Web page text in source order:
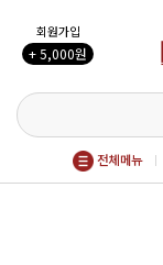
회원가입
+ 5,000원
전체메뉴